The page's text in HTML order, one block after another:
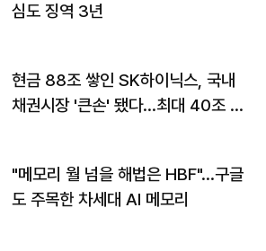
심도 징역 3년
현금 88조 쌓인 SK하이닉스, 국내
채권시장 '큰손' 됐다…최대 40조 투
"메모리 월 넘을 해법은 HBF"…구글
도 주목한 차세대 AI 메모리